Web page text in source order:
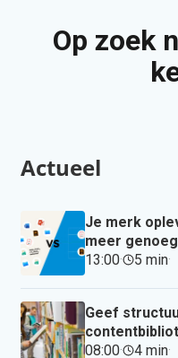
Op zoek
Actueel
Je merk
meer
13:00· 5 min·
Geef
08:00· 4 min·